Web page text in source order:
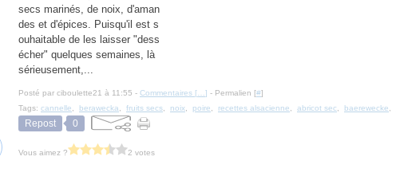
secs marinés, de noix, d'aman
des et d'épices. Puisqu'il est s
ouhaitable de les laisser "dess
écher" quelques semaines, là
sérieusement,...
Posté par ciboulette21 à 11:55 - Commentaires [ ] - Permalien [#]
Tags: cannelle berawecka fruits secs noix poire recettes alsacienne abricot sec baerewecke
Repost 0
Vous aimez ? 2 votes